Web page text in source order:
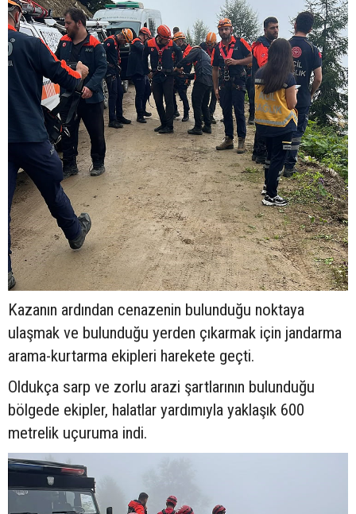
Kazanın ardından cenazenin bulunduğu noktaya
ulaşmak ve bulunduğu yerden çıkarmak için jandarma
arama-kurtarma ekipleri harekete geçti.
Oldukça sarp ve zorlu arazi şartlarının bulunduğu
bölgede ekipler, halatlar yardımıyla yaklaşık 600
metrelik uçuruma indi.